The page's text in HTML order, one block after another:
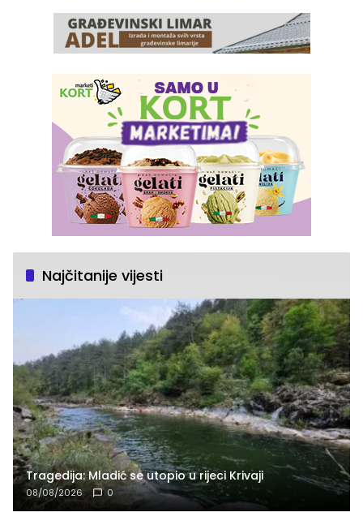
Najčitanije vijesti
Tragedija: Mladić se utopio u rijeci Krivaji
08/08/2026 0